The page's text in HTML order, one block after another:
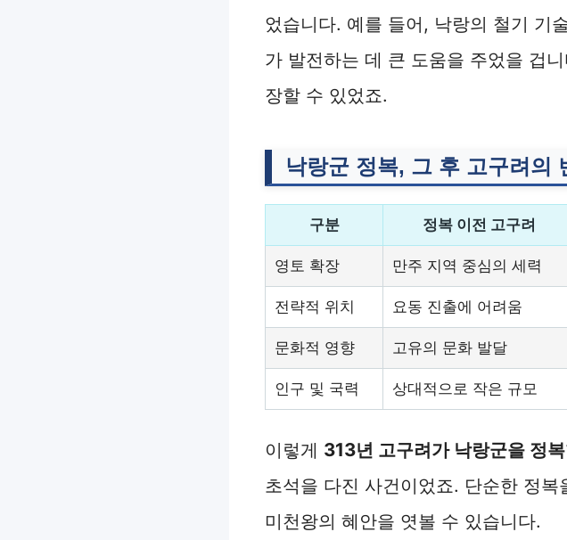
었습니다. 예를 들어, 낙랑의 철기 기
가 발전하는 데 큰 도움을 주었을 겁
장할 수 있었죠.
낙랑군 정복, 그 후 고구려의
구분 정복 이전 고구려
영토 확장 만주 지역 중심의 세력
전략적 위치 요동 진출에 어려움
문화적 영향 고유의 문화 발달
인구 및 국력 상대적으로 작은 규모
이렇게 313년 고구려가 낙랑군을 정
초석을 다진 사건이었죠. 단순한 정
미천왕의 혜안을 엿볼 수 있습니다.